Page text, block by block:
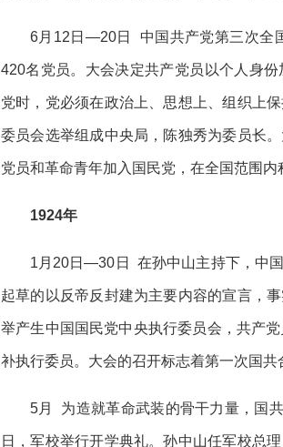
6月12日—20日 中国共产党第三次全
420名党员。大会决定共产党员以个人身
党时，党必须在政治上、思想上、组织上
委员会选举组成中央局，陈独秀为委员长
党员和革命青年加入国民党，在全国范围
1924年
1月20日—30日 在孙中山主持下，中
起草的以反帝反封建为主要内容的宣言，
举产生中国国民党中央执行委员会，共产
补执行委员。大会的召开标志着第一次国共
5月 为造就革命武装的骨干力量，国
日，军校举行开学典礼。孙中山任军校总